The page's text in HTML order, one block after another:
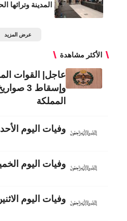
المدينة وتراثها
عرض المزيد
الأكثر مشاهدة
عاجل| القوات
وإسقاط
المملكة
وفيات اليوم الأحد 2026/7/19
وفيات اليوم الخميس
وفيات اليوم الاثنين 2026/